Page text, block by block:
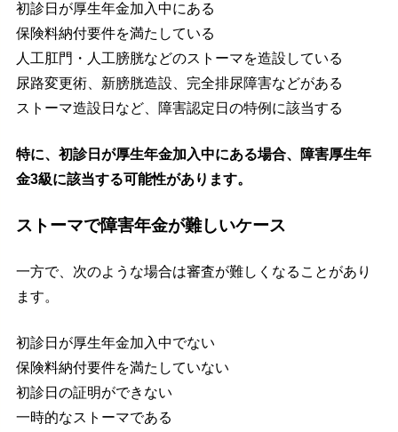
初診日が厚生年金加入中にある
保険料納付要件を満たしている
人工肛門・人工膀胱などのストーマを造設している
尿路変更術、新膀胱造設、完全排尿障害などがある
ストーマ造設日など、障害認定日の特例に該当する
特に、初診日が厚生年金加入中にある場合、障害厚生年
金3級に該当する可能性があります。
ストーマで障害年金が難しいケース
一方で、次のような場合は審査が難しくなることがあり
ます。
初診日が厚生年金加入中でない
保険料納付要件を満たしていない
初診日の証明ができない
一時的なストーマである